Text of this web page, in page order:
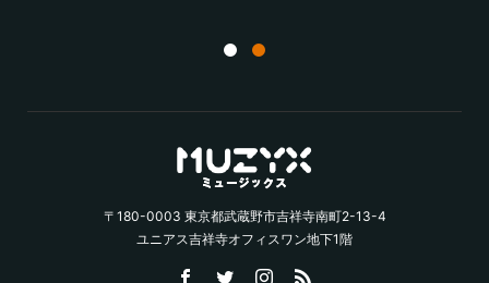
〒180-0003 東京都武蔵野市吉祥寺南町2-13-4
ユニアス吉祥寺オフィスワン地下1階